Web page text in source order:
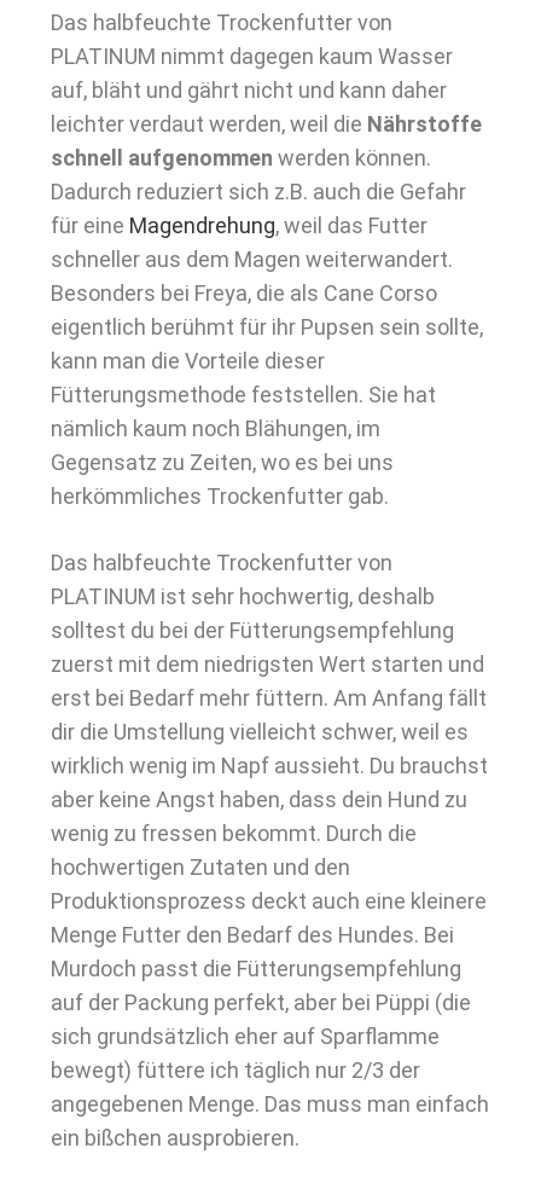
Das halbfeuchte Trockenfutter von
PLATINUM nimmt dagegen kaum Wasser
auf, bläht und gährt nicht und kann daher
leichter verdaut werden, weil die Nährstoffe
schnell aufgenommen werden können.
Dadurch reduziert sich z.B. auch die Gefahr
für eine Magendrehung, weil das Futter
schneller aus dem Magen weiterwandert.
Besonders bei Freya, die als Cane Corso
eigentlich berühmt für ihr Pupsen sein sollte,
kann man die Vorteile dieser
Fütterungsmethode feststellen. Sie hat
nämlich kaum noch Blähungen, im
Gegensatz zu Zeiten, wo es bei uns
herkömmliches Trockenfutter gab.
Das halbfeuchte Trockenfutter von
PLATINUM ist sehr hochwertig, deshalb
solltest du bei der Fütterungsempfehlung
zuerst mit dem niedrigsten Wert starten und
erst bei Bedarf mehr füttern. Am Anfang fällt
dir die Umstellung vielleicht schwer, weil es
wirklich wenig im Napf aussieht. Du brauchst
aber keine Angst haben, dass dein Hund zu
wenig zu fressen bekommt. Durch die
hochwertigen Zutaten und den
Produktionsprozess deckt auch eine kleinere
Menge Futter den Bedarf des Hundes. Bei
Murdoch passt die Fütterungsempfehlung
auf der Packung perfekt, aber bei Püppi (die
sich grundsätzlich eher auf Sparflamme
bewegt) füttere ich täglich nur 2/3 der
angegebenen Menge. Das muss man einfach
ein bißchen ausprobieren.